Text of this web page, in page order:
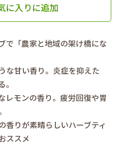
に入りに追加
で「農家と地域の架け橋にな
な甘い香り。炎症を抑えた
ある。
レモンの香り。疲労回復や胃
香りが素晴らしいハーブティ
ススメ